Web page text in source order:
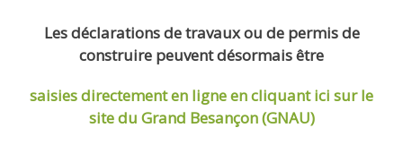
Les déclarations de travaux ou de permis de
construire peuvent désormais être
saisies directement en ligneen cliquant ici sur le
site du Grand Besançon (GNAU)